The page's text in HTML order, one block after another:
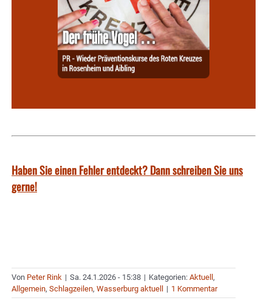
Haben Sie einen Fehler entdeckt? Dann schreiben Sie uns
gerne!
Von Peter Rink | Sa. 24.1.2026 - 15:38 | Kategorien: Aktuell ,
Allgemein, Schlagzeilen, Wasserburg aktuell | 1 Kommentar